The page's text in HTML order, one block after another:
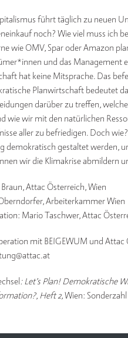
führt täglich zu neuen
noch? Wie viel muss ich
wie OMV, Spar oder Amazon
und das Management
hat keine Mitsprache. Das
Planwirtschaft bedeutet
darüber zu treffen,
wie wir mit den natürlichen
aller zu befriedigen. Doch
demokratisch gestaltet werden,
wir die Klimakrise abmildern
Attac Österreich, Wien
Arbeiterkammer Wien
Mario Taschwer, Attac
mit BEIGEWUM und Attac
: Let’s Plan! Demokratische
, Heft 2,Wien: Sonderzahl